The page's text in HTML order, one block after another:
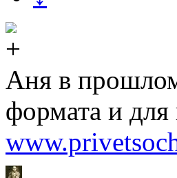
Аня в
формата и для